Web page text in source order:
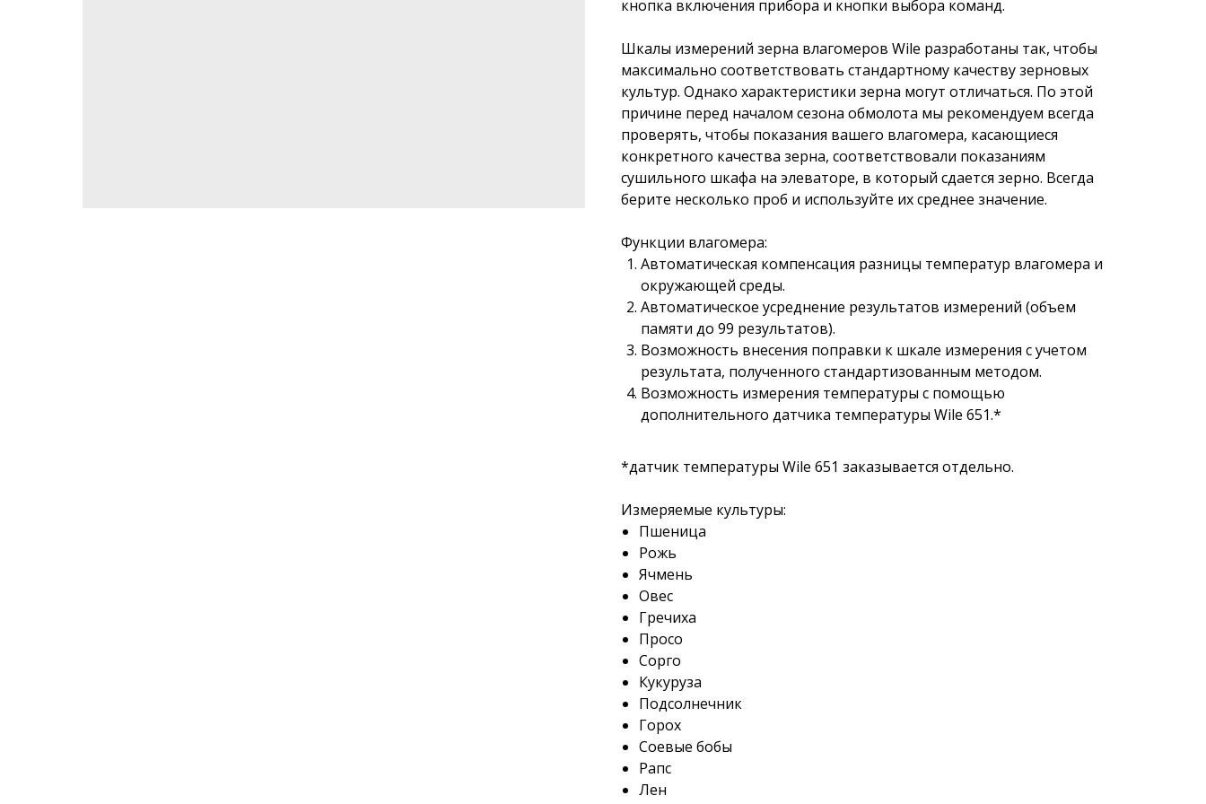
кнопка включения прибора и кнопки выбора команд.
Шкалы измерений зерна влагомеров Wile разработаны так, чтобы
максимально соответствовать стандартному качеству зерновых
культур. Однако характеристики зерна могут отличаться. По этой
причине перед началом сезона обмолота мы рекомендуем всегда
проверять, чтобы показания вашего влагомера, касающиеся
конкретного качества зерна, соответствовали показаниям
сушильного шкафа на элеваторе, в который сдается зерно. Всегда
берите несколько проб и используйте их среднее значение.
Функции влагомера:
Автоматическая компенсация разницы температур влагомера и
окружающей среды.
Автоматическое усреднение результатов измерений (объем
памяти до 99 результатов).
Возможность внесения поправки к шкале измерения с учетом
результата, полученного стандартизованным методом.
Возможность измерения температуры с помощью
дополнительного датчика температуры Wile 651.*
*датчик температуры Wile 651 заказывается отдельно.
Измеряемые культуры:
Пшеница
Рожь
Ячмень
Овес
Гречиха
Просо
Сорго
Кукуруза
Подсолнечник
Горох
Соевые бобы
Рапс
Лен